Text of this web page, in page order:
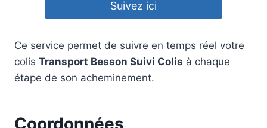
Suivez ici
Ce service permet de suivre en temps réel votre
colis Transport Besson Suivi Colis à chaque
étape de son acheminement.